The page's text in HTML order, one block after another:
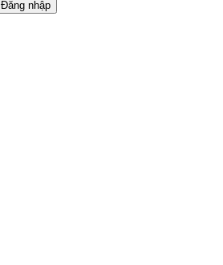
Đăng nhập